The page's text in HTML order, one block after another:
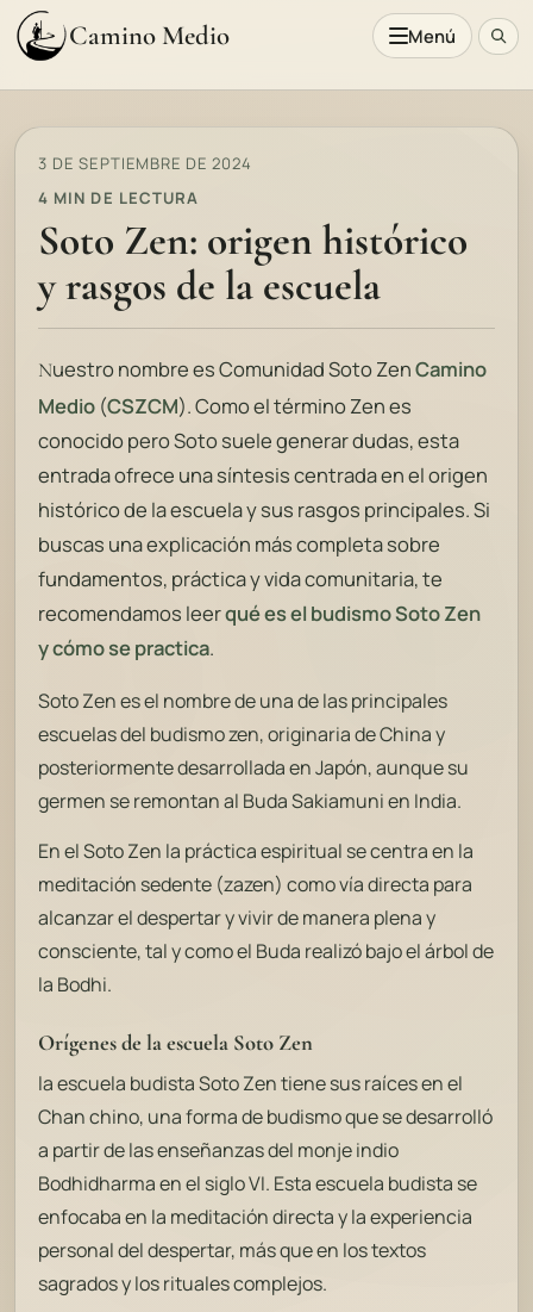
Camino Medio Menú
3 DE SEPTIEMBRE DE 2024
4 MIN DE LECTURA
Soto Zen: origen histórico
y rasgos de la escuela
Nuestro nombre es Comunidad Soto ZenCamino
Medio (CSZCM). Como el término Zen es
conocido pero Soto suele generar dudas, esta
entrada ofrece una síntesis centrada en el origen
histórico de la escuela y sus rasgos principales. Si
buscas una explicación más completa sobre
fundamentos, práctica y vida comunitaria, te
recomendamos leerqué es el budismo Soto Zen
y cómo se practica.
Soto Zen es el nombre de una de las principales
escuelas del budismo zen, originaria de China y
posteriormente desarrollada en Japón, aunque su
germen se remontan al Buda Sakiamuni en India.
En el Soto Zen la práctica espiritual se centra en la
meditación sedente (zazen) como vía directa para
alcanzar el despertar y vivir de manera plena y
consciente, tal y como el Buda realizó bajo el árbol de
la Bodhi.
Orígenes de la escuela Soto Zen
la escuela budista Soto Zen tiene sus raíces en el
Chan chino, una forma de budismo que se desarrolló
a partir de las enseñanzas del monje indio
Bodhidharma en el siglo VI. Esta escuela budista se
enfocaba en la meditación directa y la experiencia
personal del despertar, más que en los textos
sagrados y los rituales complejos.